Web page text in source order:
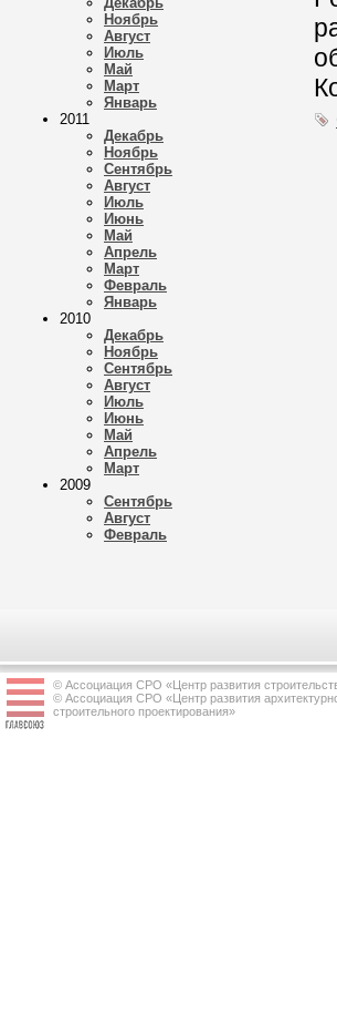
Ноябрь
Август
Июль
Май
Март
Январь
2011
Декабрь
Ноябрь
Сентябрь
Август
Июль
Июнь
Май
Апрель
Март
Февраль
Январь
2010
Декабрь
Ноябрь
Сентябрь
Август
Июль
Июнь
Май
Апрель
Март
2009
Сентябрь
Август
Февраль
© Ассоциация СРО «Центр развития
© Ассоциация СРО «Центр развития
строительного проектирования»